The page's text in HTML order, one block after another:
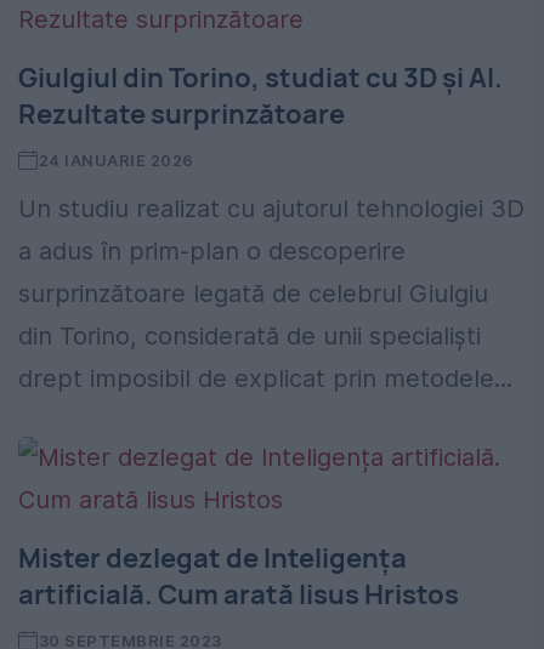
Giulgiul din Torino, studiat cu 3D și AI.
Rezultate surprinzătoare
24 IANUARIE 2026
Un studiu realizat cu ajutorul tehnologiei 3D
a adus în prim-plan o descoperire
surprinzătoare legată de celebrul Giulgiu
din Torino, considerată de unii specialiști
drept imposibil de explicat prin metodele...
Mister dezlegat de Inteligența
artificială. Cum arată Iisus Hristos
30 SEPTEMBRIE 2023